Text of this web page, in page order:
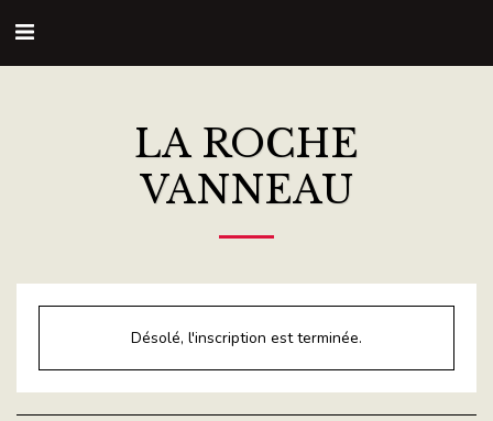
LA ROCHE
VANNEAU
Désolé, l'inscription est terminée.